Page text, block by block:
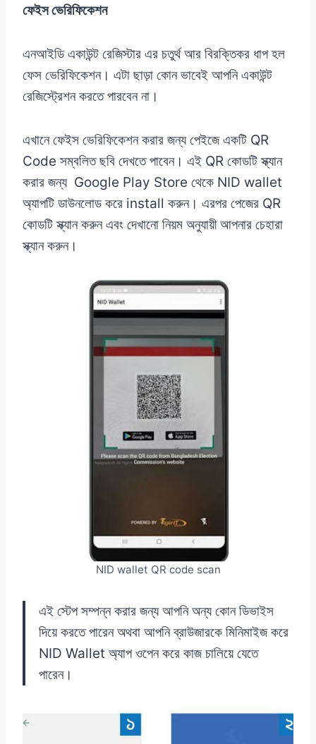
ফেইস ভেরিফিকেশন
এনআইডি একাউন্ট রেজিস্টার এর চতুর্থ আর বিরক্তিকর ধাপ হল
ফেস ভেরিফিকেশন। এটা ছাড়া কোন ভাবেই আপনি একাউন্ট
রেজিস্ট্রেশন করতে পারবেন না।
এখানে ফেইস ভেরিফিকেশন করার জন্য পেইজে একটি QR
Code সম্বলিত ছবি দেখতে পাবেন। এই QR কোডটি স্ক্যান
করার জন্য Google Play Store থেকে NID wallet
অ্যাপটি ডাউনলোড করে install করুন। এরপর পেজের QR
কোডটি স্ক্যান করুন এবং দেখানো নিয়ম অনুযায়ী আপনার চেহারা
স্ক্যান করুন।
NID wallet QR code scan
এই স্টেপ সম্পন্ন করার জন্য আপনি অন্য কোন ডিভাইস
দিয়ে করতে পারেন অথবা আপনি ব্রাউজারকে মিনিমাইজ করে
NID Wallet অ্যাপ ওপেন করে কাজ চালিয়ে যেতে
পারেন।